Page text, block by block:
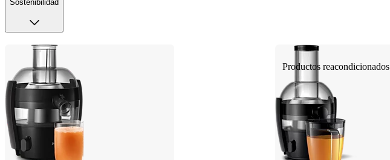
Sostenibilidad
Productos reacondicionados